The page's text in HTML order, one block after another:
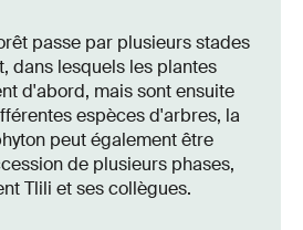
passe par plusieurs stades
dans lesquels les plantes
d'abord, mais sont ensuite
espèces d'arbres, la
peut également être
de plusieurs phases,
Tlili et ses collègues.